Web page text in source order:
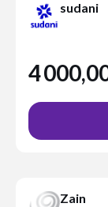
sudani
4
Zain